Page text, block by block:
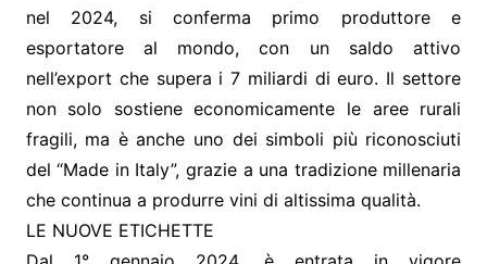
nel 2024, si conferma primo produttore e
esportatore al mondo, con un saldo attivo
nell’export che supera i 7 miliardi di euro. Il settore
non solo sostiene economicamente le aree rurali
fragili, ma è anche uno dei simboli più riconosciuti
del “Made in Italy”, grazie a una tradizione millenaria
che continua a produrre vini di altissima qualità.
LE NUOVE ETICHETTE